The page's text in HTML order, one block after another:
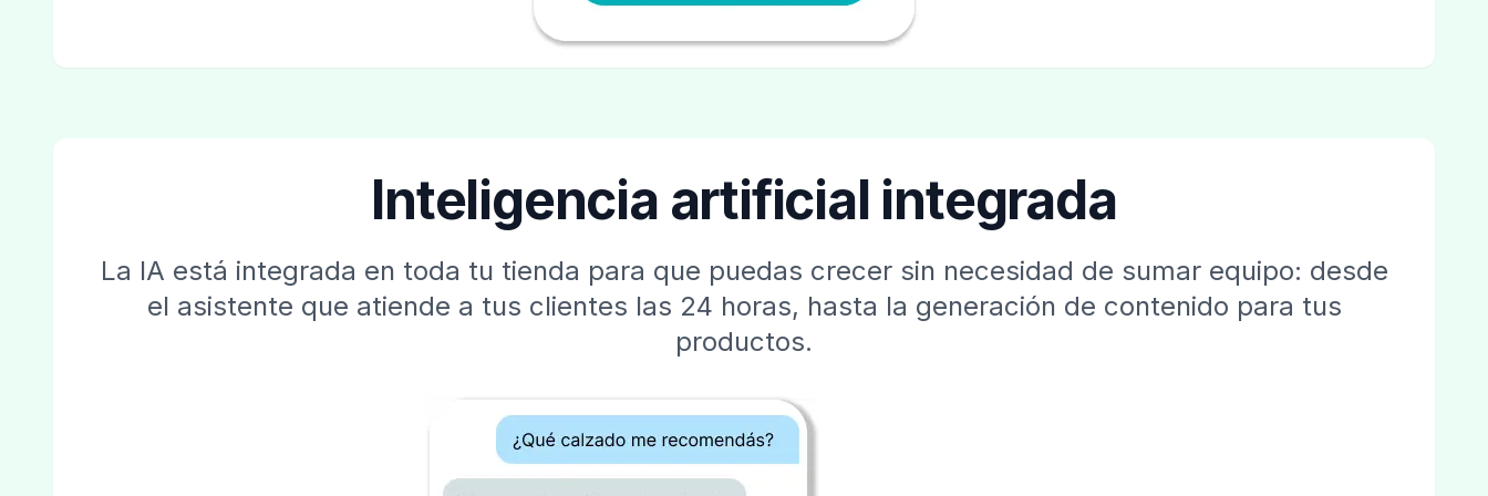
Inteligencia artificial integrada
La IA está integrada en toda tu tienda para que puedas crecer sin necesidad de sumar equipo: desde
el asistente que atiende a tus clientes las 24 horas, hasta la generación de contenido para tus
productos.